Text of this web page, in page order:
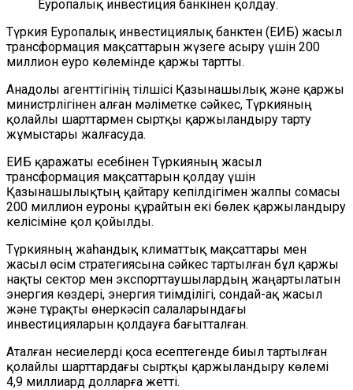
Еуропалық инвестиция банкінен қолдау.
Түркия Еуропалық инвестициялық банктен (ЕИБ) жасыл
трансформация мақсаттарын жүзеге асыру үшін 200
миллион еуро көлемінде қаржы тартты.
Анадолы агенттігінің тілшісі Қазынашылық және қаржы
министрлігінен алған мәліметке сәйкес, Түркияның
қолайлы шарттармен сыртқы қаржыландыру тарту
жұмыстары жалғасуда.
ЕИБ қаражаты есебінен Түркияның жасыл
трансформация мақсаттарын қолдау үшін
Қазынашылықтың қайтару кепілдігімен жалпы сомасы
200 миллион еуроны құрайтын екі бөлек қаржыландыру
келісіміне қол қойылды.
Түркияның жаһандық климаттық мақсаттары мен
жасыл өсім стратегиясына сәйкес тартылған бұл қаржы
нақты сектор мен экспорттаушылардың жаңартылатын
энергия көздері, энергия тиімділігі, сондай-ақ жасыл
және тұрақты өнеркәсіп салаларындағы
инвестицияларын қолдауға бағытталған.
Аталған несиелерді қоса есептегенде биыл тартылған
қолайлы шарттардағы сыртқы қаржыландыру көлемі
4,9 миллиард долларға жетті.